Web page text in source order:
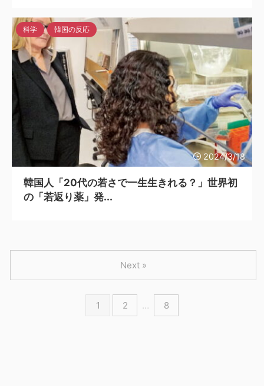
2024/3/18
科学 韓国の反応
韓国人「20代の若さで一生生きれる？」世界初
の「若返り薬」発...
1 2 … 8
Next »